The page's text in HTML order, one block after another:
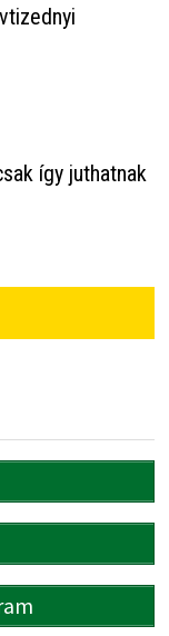
így juthatnak